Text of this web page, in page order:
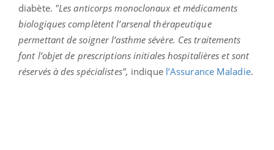
diabète. "Les anticorps monoclonaux et médicaments
biologiques complètent l’arsenal thérapeutique
permettant de soigner l’asthme sévère. Ces traitements
font l’objet de prescriptions initiales hospitalières et sont
réservés à des spécialistes", indique l’Assurance Maladie.